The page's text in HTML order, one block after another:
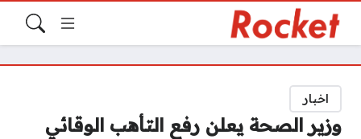
اخبار
وزير الصحة يعلن رفع التأهب الوقائي